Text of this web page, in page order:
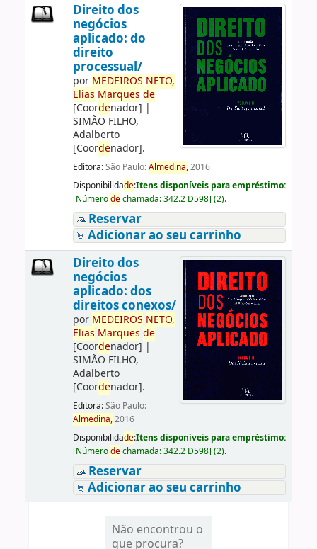
Direito dos
negócios
aplicado: do
direito
processual/
por MEDEIROS NETO,
Elias Marques de
[Coordenador] |
SIMÃO FILHO,
Adalberto
[Coordenador].
Editora:São Paulo:Almedina,2016
Disponibilidade:Itens disponíveis para empréstimo:
[Númerodechamada:342.2 D598] (2).
Reservar
Adicionar ao seu carrinho
Direito dos
negócios
aplicado: dos
direitos conexos/
por MEDEIROS NETO,
Elias Marques de
[Coordenador] |
SIMÃO FILHO,
Adalberto
[Coordenador].
Editora:São Paulo:
Almedina,2016
Disponibilidade:Itens disponíveis para empréstimo:
[Númerodechamada:342.2 D598] (2).
Reservar
Adicionar ao seu carrinho
Não encontrou o
que procura?